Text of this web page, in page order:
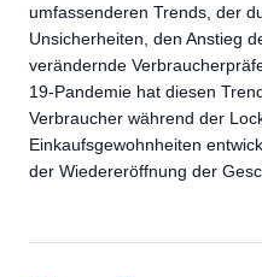
umfassenderen Trends, der
Unsicherheiten, den Anstieg
verändernde
19-Pandemie hat diesen
Verbraucher während der
Einkaufsgewohnheiten
der Wiedereröffnung der